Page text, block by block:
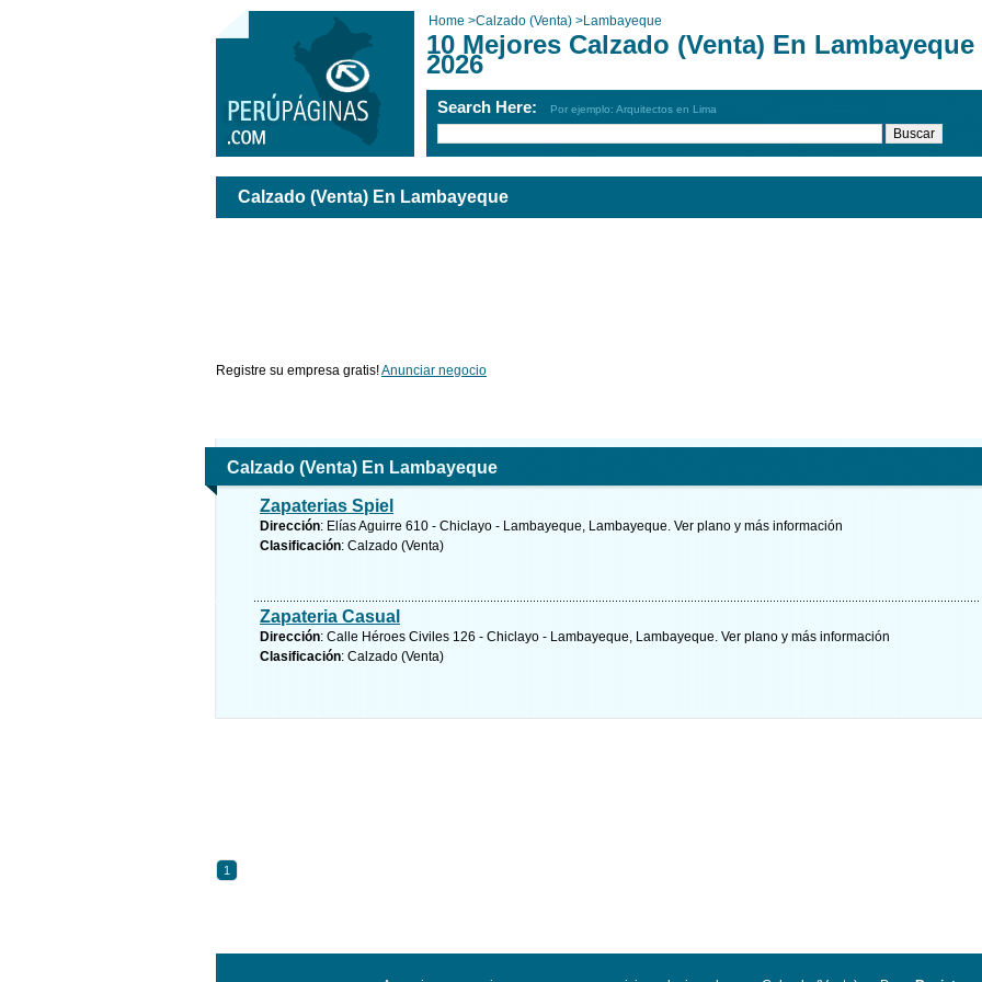
Home >Calzado (Venta) >Lambayeque
10 Mejores Calzado (Venta) En Lambayeque
2026
Search Here: Por ejemplo: Arquitectos en Lima
Calzado (Venta) En Lambayeque
Registre su empresa gratis!Anunciar negocio
Calzado (Venta) En Lambayeque
Zapaterias Spiel
Dirección: Elías Aguirre 610 - Chiclayo - Lambayeque, Lambayeque. Ver plano y más información
Clasificación: Calzado (Venta)
Zapateria Casual
Dirección: Calle Héroes Civiles 126 - Chiclayo - Lambayeque, Lambayeque. Ver plano y más información
Clasificación: Calzado (Venta)
1